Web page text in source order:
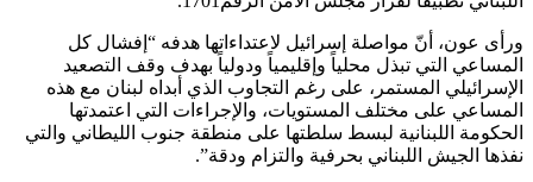
ورأى عون، أنّ مواصلة إسرائيل لاعتداءاتها هدفه “إفشال كل
المساعي التي تبذل محلياً وإقليمياً ودولياً بهدف وقف التصعيد
الإسرائيلي المستمر، على رغم التجاوب الذي أبداه لبنان مع هذه
المساعي على مختلف المستويات، والإجراءات التي اعتمدتها
الحكومة اللبنانية لبسط سلطتها على منطقة جنوب الليطاني والتي
نفذها الجيش اللبناني بحرفية والتزام ودقة”.